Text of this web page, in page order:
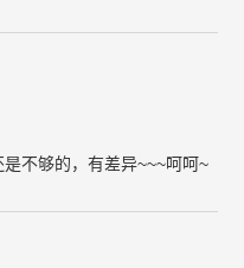
不够的，有差异~~~呵呵~